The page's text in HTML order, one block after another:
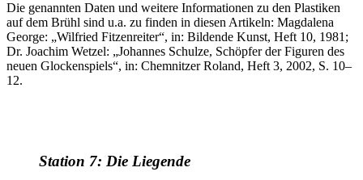
Die genannten Daten und weitere Informationen zu den Plastiken
auf dem Brühl sind u.a. zu finden in diesen Artikeln: Magdalena
George: „Wilfried Fitzenreiter“, in: Bildende Kunst, Heft 10, 1981;
Dr. Joachim Wetzel: „Johannes Schulze, Schöpfer der Figuren des
neuen Glockenspiels“, in: Chemnitzer Roland, Heft 3, 2002, S. 10–
12.
Station 7: Die Liegende